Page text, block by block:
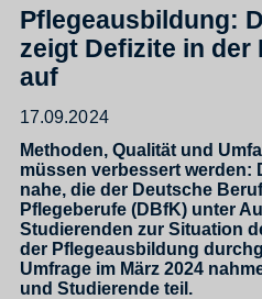
Pflegeausbildung:
zeigt Defizite in der
auf
17.09.2024
Methoden, Qualität und
müssen verbessert werden:
nahe, die der Deutsche
Pflegeberufe (DBfK) unter
Studierenden zur Situation
der Pflegeausbildung
Umfrage im März 2024
und Studierende teil.